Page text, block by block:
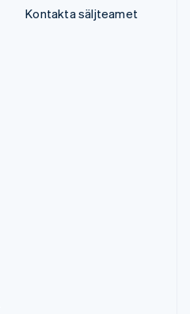
Kontakta säljteamet